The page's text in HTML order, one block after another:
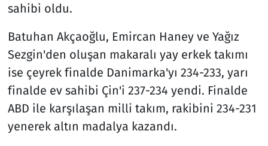
sahibi oldu.
Batuhan Akçaoğlu, Emircan Haney ve Yağız
Sezgin'den oluşan makaralı yay erkek takımı
ise çeyrek finalde Danimarka'yı 234-233, yarı
finalde ev sahibi Çin'i 237-234 yendi. Finalde
ABD ile karşılaşan milli takım, rakibini 234-231
yenerek altın madalya kazandı.